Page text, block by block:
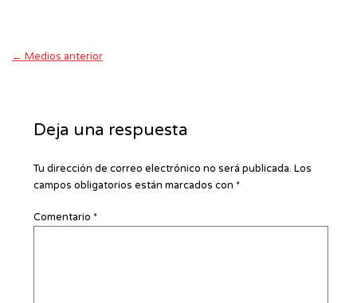
← Medios anterior
Deja una respuesta
Tu dirección de correo electrónico no será publicada. Los
campos obligatorios están marcados con *
Comentario *